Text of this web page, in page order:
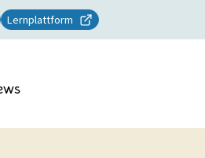
Lernplattform